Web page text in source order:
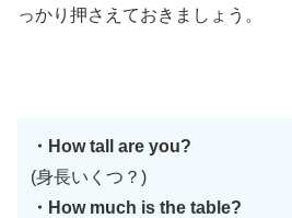
っかり押さえておきましょう。
・How tall are you?
(身長いくつ？)
・How much is the table?